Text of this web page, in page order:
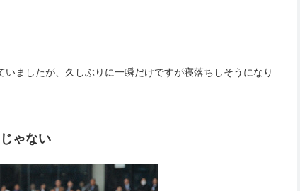
ましたが、久しぶりに一瞬だけですが寝落ちしそうになり
ゃない